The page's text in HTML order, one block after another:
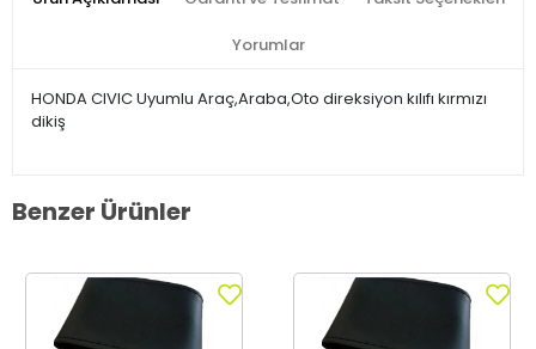
Yorumlar
HONDA CIVIC Uyumlu Araç,Araba,Oto direksiyon kılıfı kırmızı
dikiş
Benzer Ürünler